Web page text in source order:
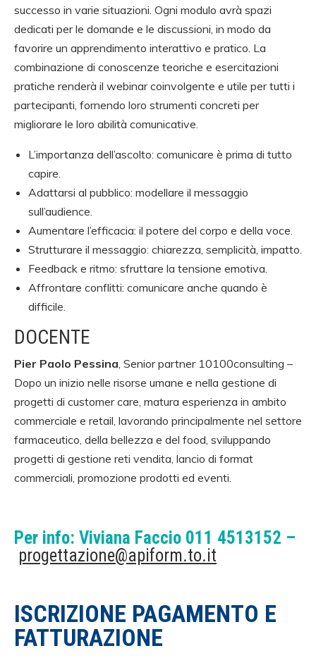
successo in varie situazioni. Ogni modulo avrà spazi
dedicati per le domande e le discussioni, in modo da
favorire un apprendimento interattivo e pratico. La
combinazione di conoscenze teoriche e esercitazioni
pratiche renderà il webinar coinvolgente e utile per tutti i
partecipanti, fornendo loro strumenti concreti per
migliorare le loro abilità comunicative.
L’importanza dell’ascolto: comunicare è prima di tutto
capire.
Adattarsi al pubblico: modellare il messaggio
sull’audience.
Aumentare l’efficacia: il potere del corpo e della voce.
Strutturare il messaggio: chiarezza, semplicità, impatto.
Feedback e ritmo: sfruttare la tensione emotiva.
Affrontare conflitti: comunicare anche quando è
difficile.
DOCENTE
Pier Paolo Pessina, Senior partner 10100consulting –
Dopo un inizio nelle risorse umane e nella gestione di
progetti di customer care, matura esperienza in ambito
commerciale e retail, lavorando principalmente nel settore
farmaceutico, della bellezza e del food, sviluppando
progetti di gestione reti vendita, lancio di format
commerciali, promozione prodotti ed eventi.
Per info: Viviana Faccio 011 4513152 –
progettazione@apiform.to.it
ISCRIZIONE PAGAMENTO E
FATTURAZIONE